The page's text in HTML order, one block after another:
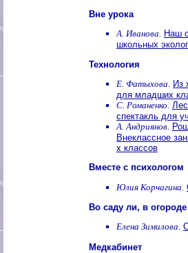
Вне урока
А. Иванова. Наш
школьных
Технология
Е. Фатыхова.
Из
для младших
С. Романенко.
спектакль для
А. Андриянов.
Внеклассное
х классов
Вместе с психологом
Юлия Корчагина.
Во саду ли, в огороде
Елена Зимилова.
Медкабинет